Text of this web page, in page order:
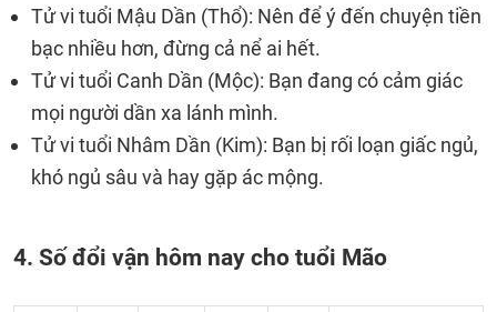
Tử vi tuổi Mậu Dần (Thổ): Nên để ý đến chuyện tiền
bạc nhiều hơn, đừng cả nể ai hết.
Tử vi tuổi Canh Dần (Mộc): Bạn đang có cảm giác
mọi người dần xa lánh mình.
Tử vi tuổi Nhâm Dần (Kim): Bạn bị rối loạn giấc ngủ,
khó ngủ sâu và hay gặp ác mộng.
4. Số đổi vận hôm nay cho tuổi Mão